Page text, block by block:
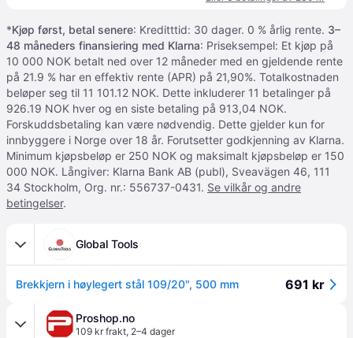
*Kjøp først, betal senere: Kreditttid: 30 dager. 0 % årlig rente. 3–
48 måneders finansiering med Klarna: Priseksempel: Et kjøp på
10 000 NOK betalt ned over 12 måneder med en gjeldende rente
på 21.9 % har en effektiv rente (APR) på 21,90%. Totalkostnaden
beløper seg til 11 101.12 NOK. Dette inkluderer 11 betalinger på
926.19 NOK hver og en siste betaling på 913,04 NOK.
Forskuddsbetaling kan være nødvendig. Dette gjelder kun for
innbyggere i Norge over 18 år. Forutsetter godkjenning av Klarna.
Minimum kjøpsbeløp er 250 NOK og maksimalt kjøpsbeløp er 150
000 NOK. Långiver: Klarna Bank AB (publ), Sveavägen 46, 111
34 Stockholm, Org. nr.: 556737-0431. Se vilkår og andre
betingelser.
Global Tools
Brekkjern i høylegert stål 109/20", 500 mm 691 kr
Proshop.no
109 kr frakt, 2–4 dager